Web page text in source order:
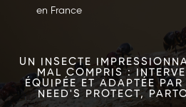
en France
UN INSECTE
MAL COMPRIS :
ÉQUIPÉE ET ADAPTÉE
NEED'S PROTECT,